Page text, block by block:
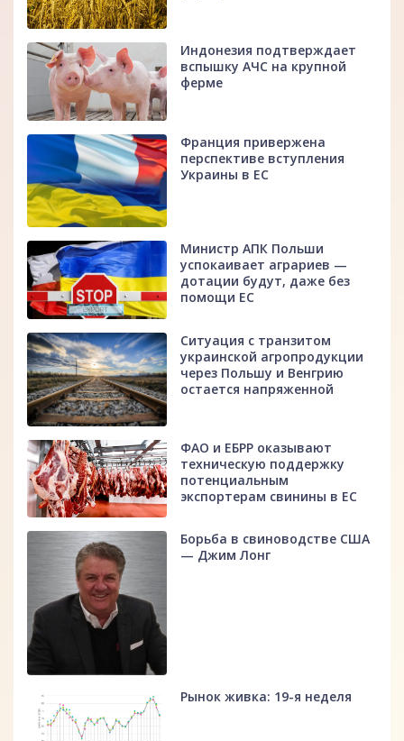
Индонезия подтверждает
вспышку АЧС на крупной
ферме
Франция привержена
перспективе вступления
Украины в ЕС
Министр АПК Польши
успокаивает аграриев —
дотации будут, даже без
помощи ЕС
Ситуация с транзитом
украинской агропродукции
через Польшу и Венгрию
остается напряженной
ФАО и ЕБРР оказывают
техническую поддержку
потенциальным
экспортерам свинины в ЕС
Борьба в свиноводстве США
— Джим Лонг
Рынок живка: 19-я неделя